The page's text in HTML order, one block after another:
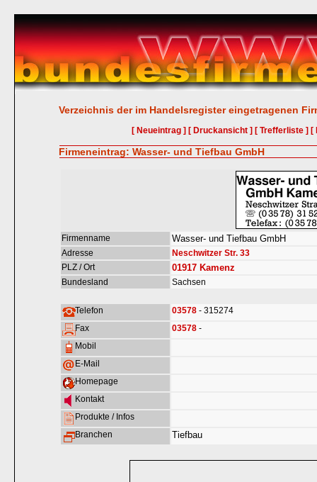
Verzeichnis der im Handelsregister eingetragenen
[ Neueintrag ] [ Druckansicht ] [ Trefferliste ] [
Firmeneintrag: Wasser- und Tiefbau GmbH
Firmenname Wasser- und Tiefbau GmbH
Adresse
Neschwitzer Str. 33
PLZ / Ort
01917 Kamenz
Bundesland Sachsen
Telefon 03578 - 315274
Fax
03578 -
Mobil
E-Mail
Homepage
Kontakt
Produkte / Infos
Branchen
Tiefbau